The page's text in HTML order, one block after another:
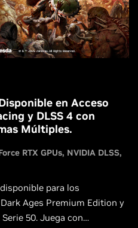
en Acceso
y DLSS 4 con
Múltiples.
RTX GPUs NVIDIA DLSS
para los
Ages Premium Edition y
50. Juega con